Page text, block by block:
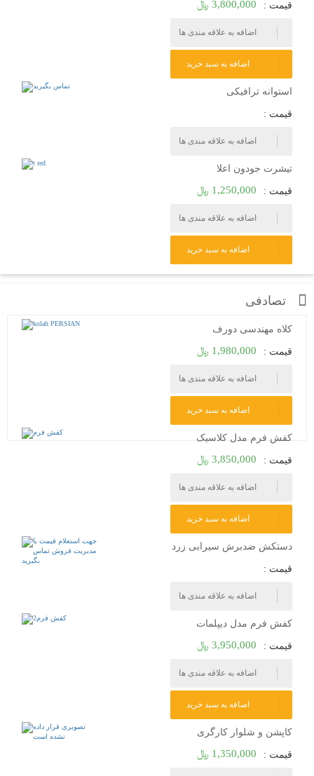
قیمت : 3,800,000 ﷼
اضافه به علاقه مندی ها
اضافه به سبد خرید
استوانه ترافیکی
قیمت :
اضافه به علاقه مندی ها
تیشرت جودون اعلا
قیمت : 1,250,000 ﷼
اضافه به علاقه مندی ها
اضافه به سبد خرید
تصادفی
کلاه مهندسی دورف
قیمت : 1,980,000 ﷼
اضافه به علاقه مندی ها
اضافه به سبد خرید
کفش فرم مدل کلاسیک
قیمت : 3,850,000 ﷼
اضافه به علاقه مندی ها
اضافه به سبد خرید
دستکش ضدبرش سیرابی زرد
قیمت :
اضافه به علاقه مندی ها
کفش فرم مدل دیپلمات
قیمت : 3,950,000 ﷼
اضافه به علاقه مندی ها
اضافه به سبد خرید
کاپشن و شلوار کارگری
قیمت : 1,350,000 ﷼